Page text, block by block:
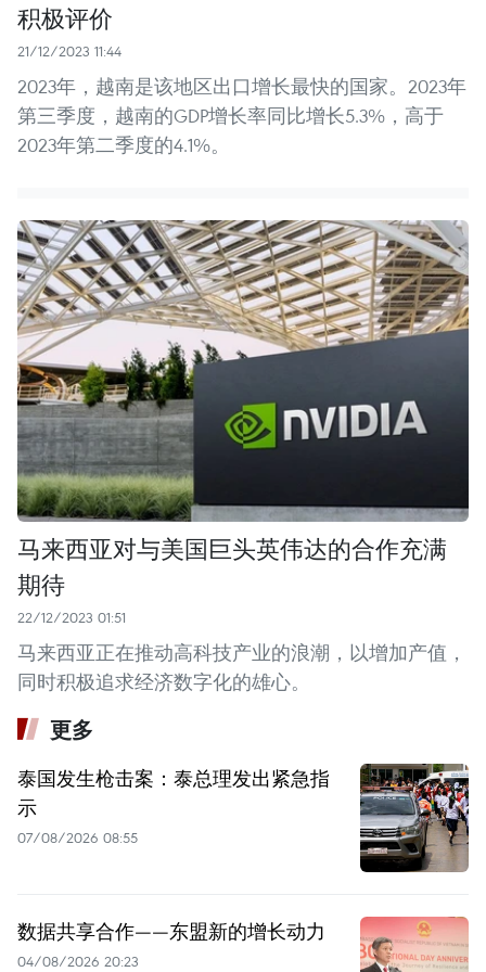
积极评价
21/12/2023 11:44
2023年，越南是该地区出口增长最快的国家。2023年
第三季度，越南的GDP增长率同比增长5.3%，高于
2023年第二季度的4.1%。
马来西亚对与美国巨头英伟达的合作充满
期待
22/12/2023 01:51
马来西亚正在推动高科技产业的浪潮，以增加产值，
同时积极追求经济数字化的雄心。
更多
泰国发生枪击案：泰总理发出紧急指
示
07/08/2026 08:55
数据共享合作——东盟新的增长动力
04/08/2026 20:23